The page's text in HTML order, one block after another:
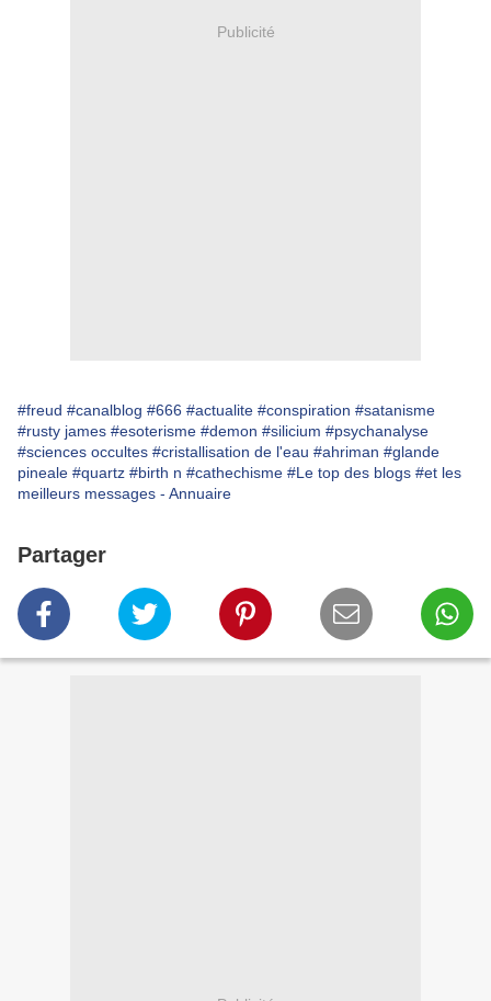
Publicité
#freud #canalblog #666 #actualite #conspiration #satanisme
#rusty james #esoterisme #demon #silicium #psychanalyse
#sciences occultes #cristallisation de l'eau #ahriman #glande
pineale #quartz #birth n #cathechisme #Le top des blogs #et les
meilleurs messages - Annuaire
Partager